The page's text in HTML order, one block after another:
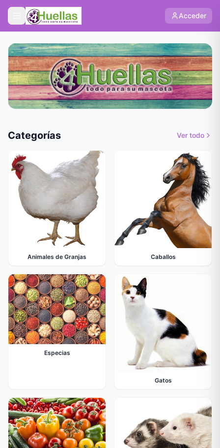
Acceder
Categorías Ver todo
Animales de Granjas Caballos
Especias
Gatos